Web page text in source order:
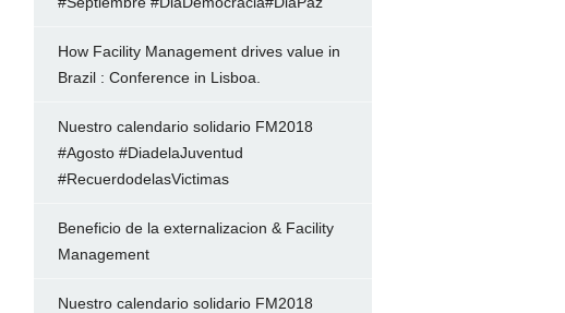
How Facility Management drives value in
Brazil : Conference in Lisboa.
Nuestro calendario solidario FM2018
#Agosto #DiadelaJuventud
#RecuerdodelasVictimas
Beneficio de la externalizacion & Facility
Management
Nuestro calendario solidario FM2018